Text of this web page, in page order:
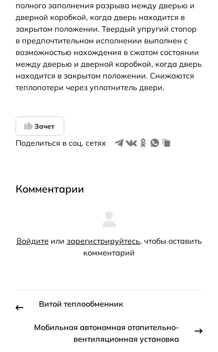
полного заполнения разрыва между дверью и
дверной коробкой, когда дверь находится в
закрытом положении. Твердый упругий стопор
в предпочтительном исполнении выполнен с
возможностью нахождения в сжатом состоянии
между дверью и дверной коробкой, когда дверь
находится в закрытом положении. Снижаются
теплопотери через уплотнитель двери.
Зачет
Поделиться в соц. сетях
Комментарии
Войдите или зарегистрируйтесь, чтобы оставить
комментарий
Витой теплообменник
Мобильная автономная отопительно-
вентиляционная установка